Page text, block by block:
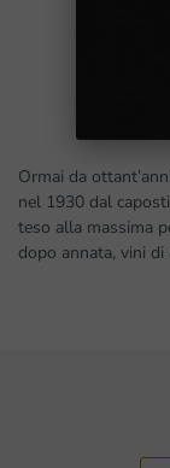
Ormai da
nel 1930 dal
teso alla massima
dopo annata, vini